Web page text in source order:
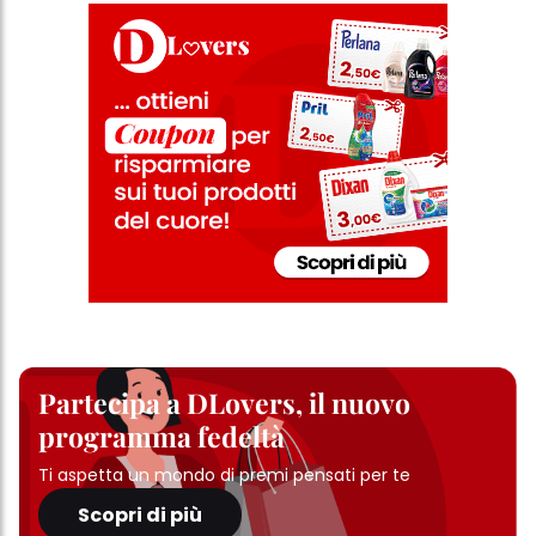
Partecipa a DLovers, il nuovo
programma fedeltà
Ti aspetta un mondo di premi pensati per te
Scopri di più